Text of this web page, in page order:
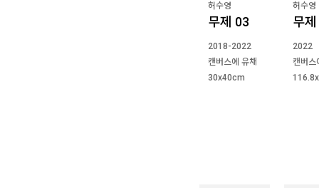
허수영
무제 03
2018-2022
캔버스에 유채
30x40cm
허수영
무
2022
캔버스